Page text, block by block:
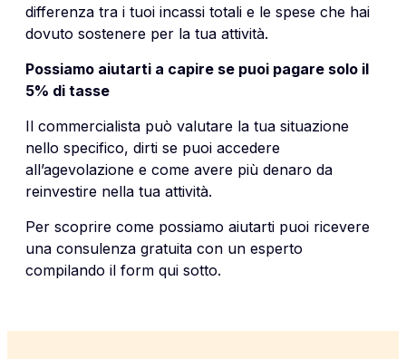
differenza tra i tuoi incassi totali e le spese che hai
dovuto sostenere per la tua attività.
Possiamo aiutarti a capire se puoi pagare solo il
5% di tasse
Il commercialista può valutare la tua situazione
nello specifico, dirti se puoi accedere
all’agevolazione e come avere più denaro da
reinvestire nella tua attività.
Per scoprire come possiamo aiutarti puoi ricevere
una consulenza gratuita con un esperto
compilando il form qui sotto.